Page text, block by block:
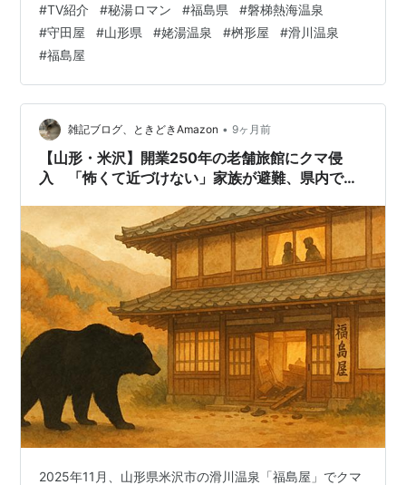
設を調べた記事です。番組の公式サイトはこちらをご覧
ください。 ⇒ 参考テレビ番組 一覧へ ※また、宿泊施設の
公式サイトは下記予約ページに掲載しています。 ■守田
屋(福島県磐梯熱海温泉) 住所：福島県郡山市熱海町熱海
5-271 磐梯熱海温泉 守田屋 福島県・磐梯熱海温…
#TV紹介 #秘湯ロマン #福島県 #磐梯熱海温泉
#守田屋 #山形県 #姥湯温泉 #桝形屋 #滑川温泉
#福島屋
雑記ブログ、ときどきAmazon • 9ヶ月前
【山形・米沢】開業250年の老舗旅館にクマ侵
入 「怖くて近づけない」家族が避難、県内では
2025年11月、山形県米沢市の滑川温泉「福島屋」でクマ